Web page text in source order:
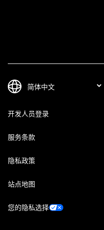
开发人员登录
服务条款
隐私政策
站点地图
您的隐私选择